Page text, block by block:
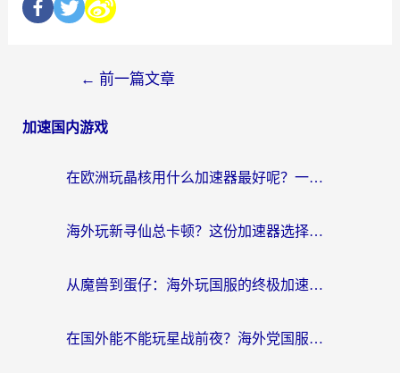
← 前一篇文章
加速国内游戏
在欧洲玩晶核用什么加速器最好呢？一个老玩家的真心话
海外玩新寻仙总卡顿？这份加速器选择指南让你秒回国服流畅体验
从魔兽到蛋仔：海外玩国服的终极加速指南，找到你的专属高速通道
在国外能不能玩星战前夜？海外党国服游戏不卡顿的秘密武器在这里